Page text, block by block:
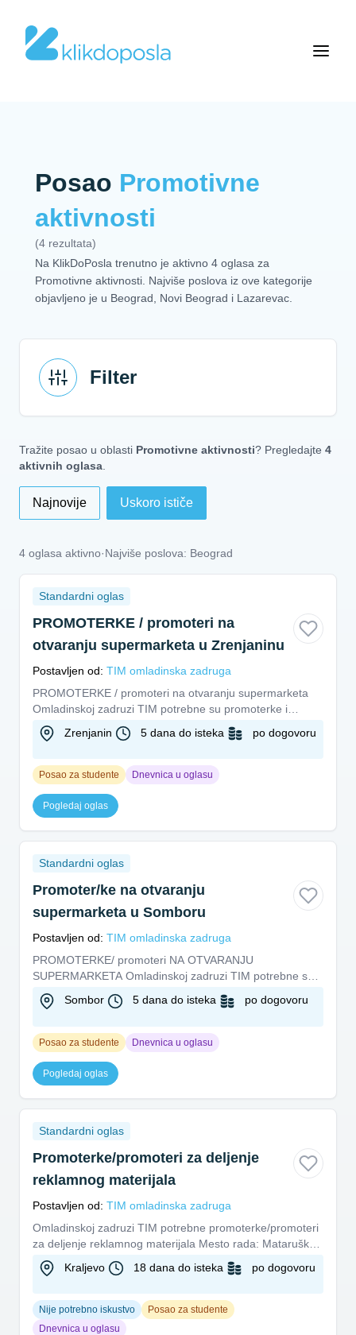
Posao Promotivne
aktivnosti
(4 rezultata)
Na KlikDoPosla trenutno je aktivno 4 oglasa za
Promotivne aktivnosti. Najviše poslova iz ove kategorije
objavljeno je u Beograd, Novi Beograd i Lazarevac.
Filter
Tražite posao u oblasti Promotivne aktivnosti? Pregledajte 4
aktivnih oglasa
Najnovije Uskoro ističe
4 oglasa aktivno·Najviše poslova: Beograd
Standardni oglas
PROMOTERKE / promoteri na
otvaranju supermarketa u Zrenjaninu
Postavljen od: TIM omladinska zadruga
PROMOTERKE / promoteri na otvaranju supermarketa
Omladinskoj zadruzi TIM potrebne su promoterke i
promoteri na otvaranju...
Zrenjanin 5 dana do isteka po dogovoru
Posao za studente Dnevnica u oglasu
Pogledaj oglas
Standardni oglas
Promoter/ke na otvaranju
supermarketa u Somboru
Postavljen od: TIM omladinska zadruga
PROMOTERKE/ promoteri NA OTVARANJU
SUPERMARKETA Omladinskoj zadruzi TIM potrebne su
promoterke na otvaranju supermarketa...
Sombor 5 dana do isteka po dogovoru
Posao za studente Dnevnica u oglasu
Pogledaj oglas
Standardni oglas
Promoterke/promoteri za deljenje
reklamnog materijala
Postavljen od: TIM omladinska zadruga
Omladinskoj zadruzi TIM potrebne promoterke/promoteri
za deljenje reklamnog materijala Mesto rada: Mataruška
Banja – Man...
Kraljevo 18 dana do isteka po dogovoru
Nije potrebno iskustvo
Posao za studente
Dnevnica u oglasu